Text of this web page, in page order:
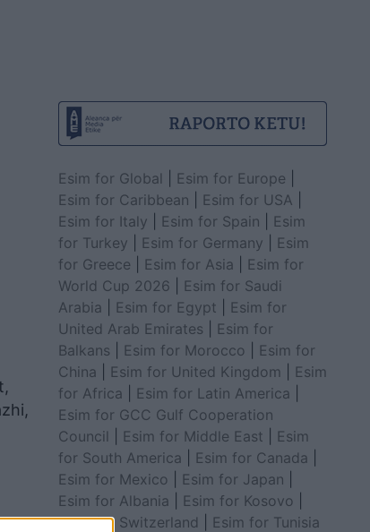
Esim for Global Esim for Europe
Esim for Caribbean
Esim for USA
Esim for Italy
Esim for Spain
Esim
for Turkey
Esim for Germany
Esim
for Greece
Esim for Asia
Esim for
World Cup 2026
Esim for Saudi
Arabia
Esim for Egypt
Esim for
United Arab Emirates
Esim for
Balkans
Esim for Morocco
Esim for
China
Esim for United Kingdom
Esim
for Africa
Esim for Latin America
Esim for GCC Gulf Cooperation
Council
Esim for Middle East
Esim
for South America
Esim for Canada
Esim for Mexico
Esim for Japan
Esim for Albania
Esim for Kosovo
Esim for Switzerland
Esim for Tunisia